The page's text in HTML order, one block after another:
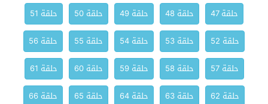
حلقة 47
حلقة 48 حلقة 49 حلقة 50
حلقة 51
حلقة 52
حلقة 53 حلقة 54 حلقة 55
حلقة 56
حلقة 57
حلقة 58 حلقة 59 حلقة 60
حلقة 61
حلقة 62
حلقة 63 حلقة 64 حلقة 65
حلقة 66